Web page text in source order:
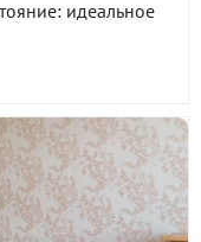
идеальное